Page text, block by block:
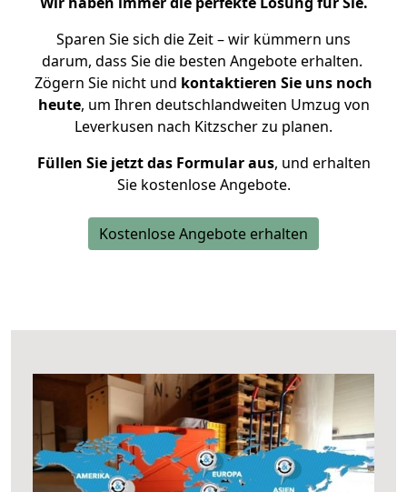
Sparen Sie sich die Zeit – wir kümmern uns
darum, dass Sie die besten Angebote erhalten.
Zögern Sie nicht und kontaktieren Sie uns noch
heute, um Ihren deutschlandweiten Umzug von
Leverkusen nach Kitzscher zu planen.
Füllen Sie jetzt das Formular aus, und erhalten
Sie kostenlose Angebote.
Kostenlose Angebote erhalten